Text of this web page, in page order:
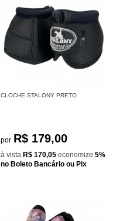
CLOCHE STALONY PRETO
por R$ 179,00
à vista R$ 170,05 economize 5%
no Boleto Bancário ou Pix